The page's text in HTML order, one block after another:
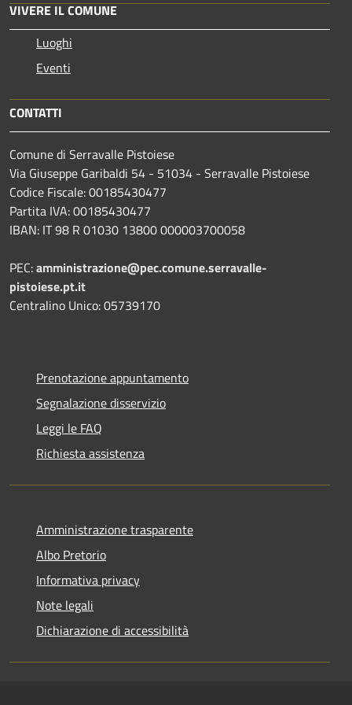
VIVERE IL COMUNE
Luoghi
Eventi
CONTATTI
Comune di Serravalle Pistoiese
Via Giuseppe Garibaldi 54 - 51034 - Serravalle Pistoiese
Codice Fiscale: 00185430477
Partita IVA: 00185430477
IBAN: IT 98 R 01030 13800 000003700058
PEC:amministrazione@pec.comune.serravalle-
pistoiese.pt.it
Centralino Unico: 05739170
Prenotazione appuntamento
Segnalazione disservizio
Leggi le FAQ
Richiesta assistenza
Amministrazione trasparente
Albo Pretorio
Informativa privacy
Note legali
Dichiarazione di accessibilità